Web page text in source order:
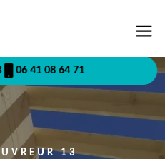
06 41 08 64 71
13